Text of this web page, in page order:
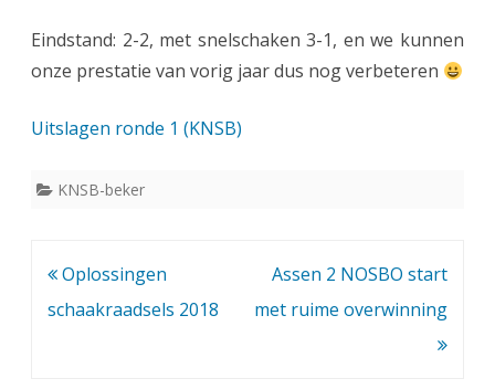
Eindstand: 2-2, met snelschaken 3-1, en we kunnen
onze prestatie van vorig jaar dus nog verbeteren
Uitslagen ronde 1 (KNSB)
KNSB-beker
Bericht
navigatie
Oplossingen
schaakraadsels 2018
Assen 2 NOSBO start
met ruime overwinning